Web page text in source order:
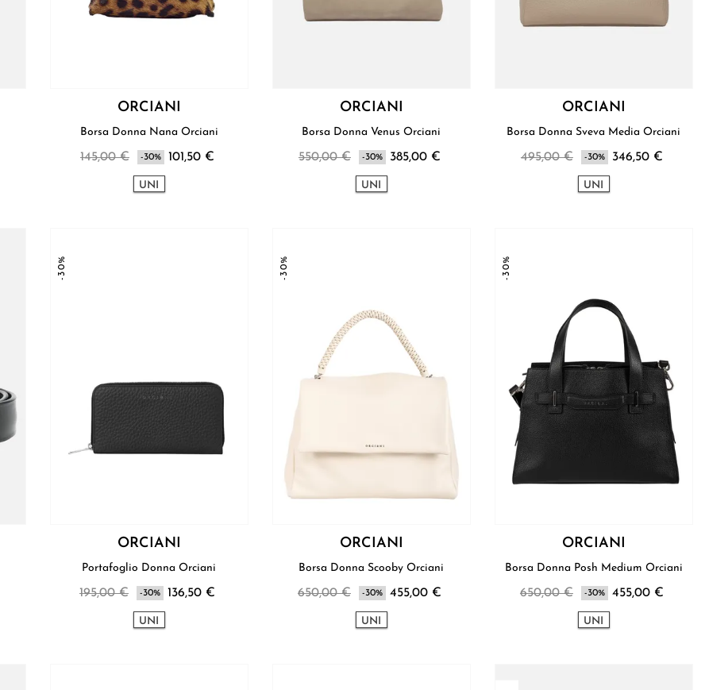
ORCIANI
Borsa Donna Nana Orciani
145,00 € -30% 101,50 €
UNI
ORCIANI
Borsa Donna Venus Orciani
550,00 € -30% 385,00 €
UNI
ORCIANI
Borsa Donna Sveva Media Orciani
495,00 € -30% 346,50 €
UNI
-30%
ORCIANI
Portafoglio Donna Orciani
195,00 € -30% 136,50 €
UNI
-30%
ORCIANI
Borsa Donna Scooby Orciani
650,00 € -30% 455,00 €
UNI
-30%
ORCIANI
Borsa Donna Posh Medium Orciani
650,00 € -30% 455,00 €
UNI